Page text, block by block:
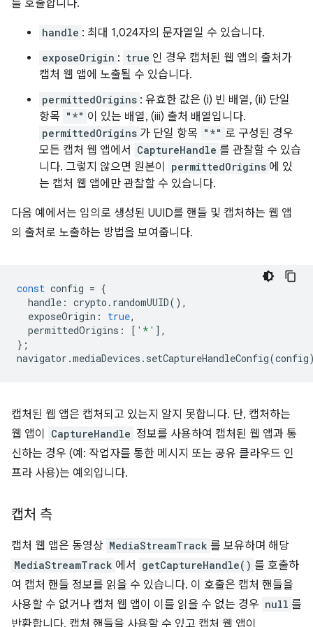
를 호출합니다.
handle : 최대 1,024자의 문자열일 수 있습니다.
exposeOrigin : true 인 경우 캡처된 웹 앱의 출처가
캡처 웹 앱에 노출될 수 있습니다.
permittedOrigins : 유효한 값은 (i) 빈 배열, (ii) 단일
항목 "*" 이 있는 배열, (iii) 출처 배열입니다.
permittedOrigins 가 단일 항목 "*" 로 구성된 경우
모든 캡처 웹 앱에서
CaptureHandle 를 관찰할 수 있습
니다. 그렇지 않으면 원본이
permittedOrigins 에 있
는 캡처 웹 앱에만 관찰할 수 있습니다.
다음 예에서는 임의로 생성된 UUID를 핸들 및 캡처하는 웹 앱
의 출처로 노출하는 방법을 보여줍니다.
const config = {
handle : crypto . randomUUID(),
exposeOrigin : true,
permittedOrigins : [ '*' ],
};
navigator .mediaDevices . setCaptureHandleConfig(config
캡처된 웹 앱은 캡처되고 있는지 알지 못합니다. 단, 캡처하는
웹 앱이
CaptureHandle 정보를 사용하여 캡처된 웹 앱과 통
신하는 경우 (예: 작업자를 통한 메시지 또는 공유 클라우드 인
프라 사용)는 예외입니다.
캡처 측
캡처 웹 앱은 동영상 MediaStreamTrack 를 보유하며 해당
MediaStreamTrack 에서 getCaptureHandle() 를 호출하
여 캡처 핸들 정보를 읽을 수 있습니다. 이 호출은 캡처 핸들을
사용할 수 없거나 캡처 웹 앱이 이를 읽을 수 없는 경우 null 를
반환합니다. 캡처 핸들을 사용할 수 있고 캡처 웹 앱이